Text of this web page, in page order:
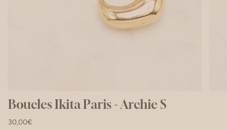
Boucles Ikita Paris - Archie S
30,00€